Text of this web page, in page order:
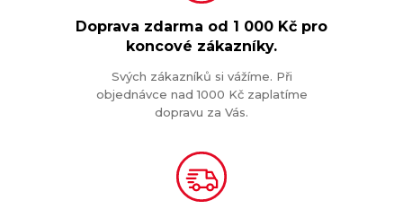
Doprava zdarma od 1 000 Kč pro
koncové zákazníky.
Svých zákazníků si vážíme. Při
objednávce nad 1000 Kč zaplatíme
dopravu za Vás.